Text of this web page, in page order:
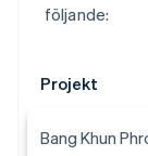
följande:
Projekt
Bang Khun